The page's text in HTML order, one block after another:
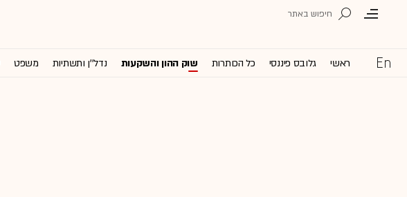
ראשי גלובס פיננסי כל הכותרות שוק ההון והשקעות נדל''ן ותשתיות משפט